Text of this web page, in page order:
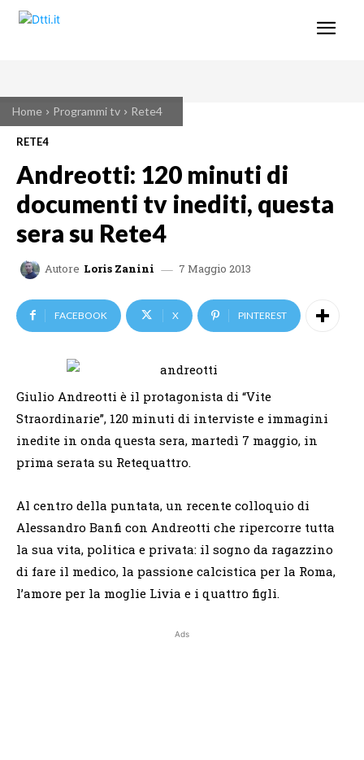
Home Programmi tv Rete4
RETE4
Andreotti: 120 minuti di
documenti tv inediti, questa
sera su Rete4
Autore Loris Zanini 7 Maggio 2013
FACEBOOK X PINTEREST
Giulio Andreotti è il protagonista di “Vite
Straordinarie”, 120 minuti di interviste e immagini
inedite in onda questa sera, martedì 7 maggio, in
prima serata su Retequattro.
Al centro della puntata, un recente colloquio di
Alessandro Banfi con Andreotti che ripercorre tutta
la sua vita, politica e privata: il sogno da ragazzino
di fare il medico, la passione calcistica per la Roma,
l’amore per la moglie Livia e i quattro figli.
Ads